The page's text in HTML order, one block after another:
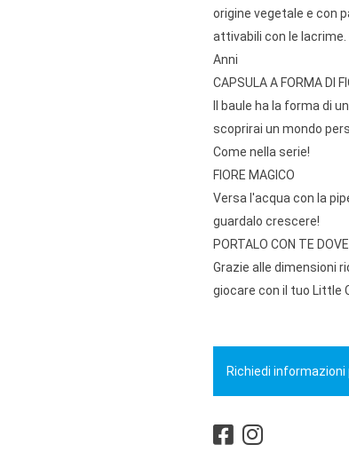
origine vegetale e con
attivabili con le
Anni
CAPSULA A FORMA DI
Il baule ha la forma di
scoprirai un mondo
Come nella serie!
FIORE MAGICO
Versa l'acqua con la
guardalo crescere!
PORTALO CON TE DOVE
Grazie alle dimensioni
giocare con il tuo Little
Richiedi